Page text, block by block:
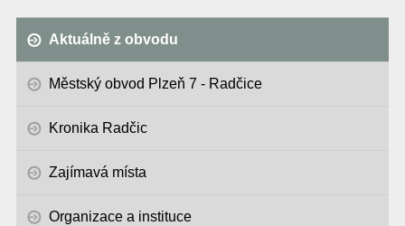
Aktuálně z obvodu
Městský obvod Plzeň 7 - Radčice
Kronika Radčic
Zajímavá místa
Organizace a instituce